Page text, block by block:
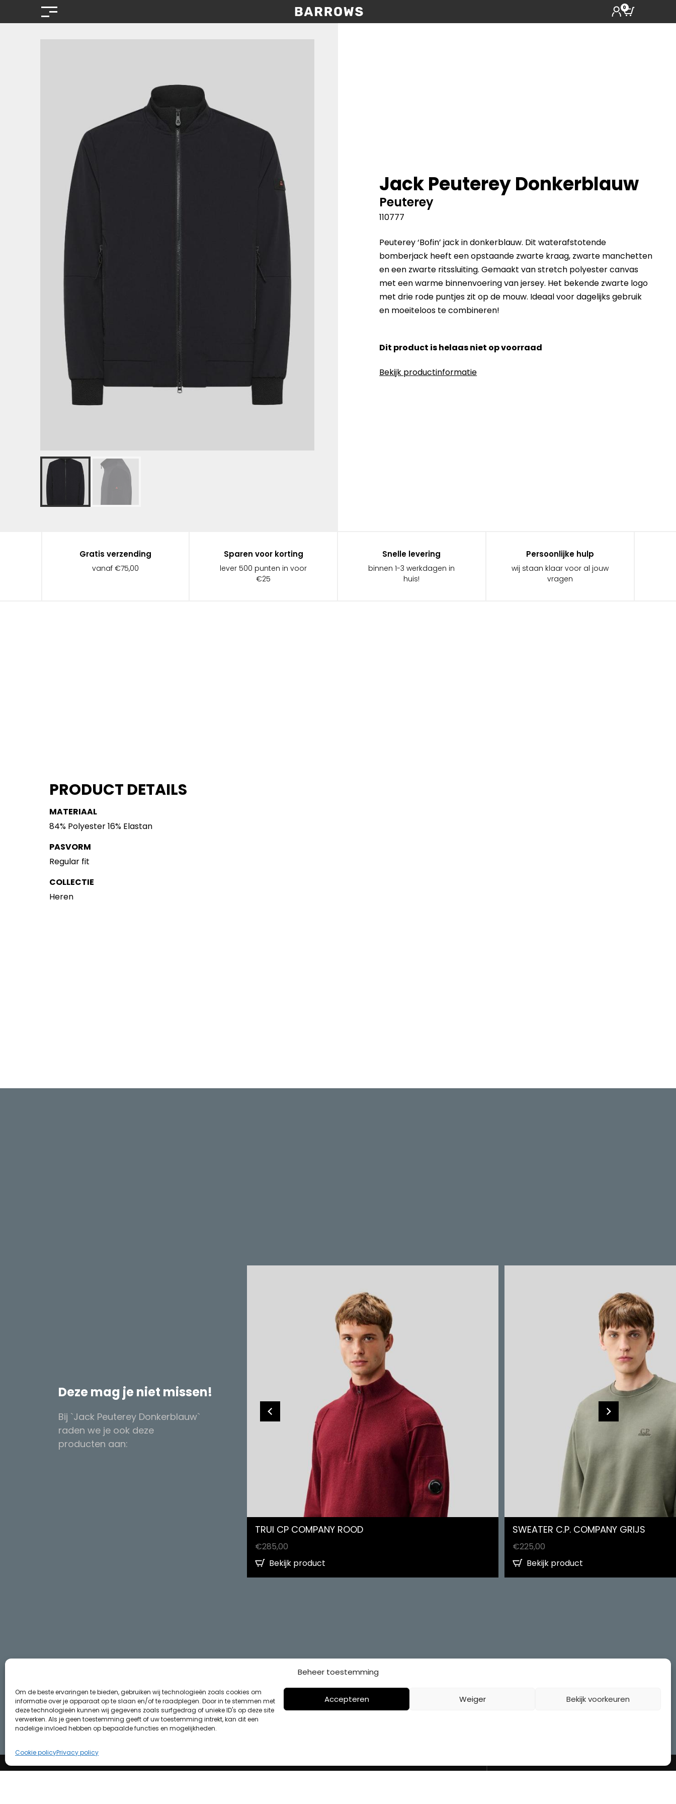
Beheer toestemming
Om de beste ervaringen te bieden, gebruiken wij technologieën zoals cookies om
informatie over je apparaat op te slaan en/of te raadplegen. Door in te stemmen met
deze technologieën kunnen wij gegevens zoals surfgedrag of unieke ID's op deze site
verwerken. Als je geen toestemming geeft of uw toestemming intrekt, kan dit een
nadelige invloed hebben op bepaalde functies en mogelijkheden.
Accepteren Weiger Bekijk voorkeuren
Cookie policyPrivacy policy
0
Jack Peuterey Donkerblauw
Peuterey
110777
Peuterey ‘Bofin’ jack in donkerblauw. Dit waterafstotende
bomberjack heeft een opstaande zwarte kraag, zwarte manchetten
en een zwarte ritssluiting. Gemaakt van stretch polyester canvas
met een warme binnenvoering van jersey. Het bekende zwarte logo
met drie rode puntjes zit op de mouw. Ideaal voor dagelijks gebruik
en moeiteloos te combineren!
Dit product is helaas niet op voorraad
Bekijk productinformatie
Gratis verzending
vanaf €75,00
Sparen voor korting
lever 500 punten in voor
€25
Snelle levering
binnen 1-3 werkdagen in
huis!
Persoonlijke hulp
wij staan klaar voor al jouw
vragen
PRODUCT DETAILS
MATERIAAL
84% Polyester 16% Elastan
PASVORM
Regular fit
COLLECTIE
Heren
Deze mag je niet missen!
Bij `Jack Peuterey Donkerblauw`
raden we je ook deze
producten aan:
TRUI CP COMPANY ROOD
€285,00
Bekijk product
SWEATER C.P. COMPANY GRIJS
€225,00
Bekijk product